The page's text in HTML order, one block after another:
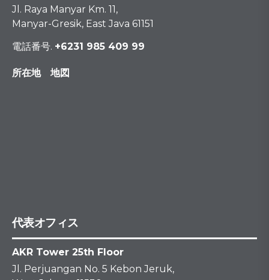
Jl. Raya Manyar Km. 11,
Manyar-Gresik, East Java 61151
電話番号. +6231 985 409 99
所在地 地図
代表オフィス
AKR Tower 25th Floor
Jl. Perjuangan No. 5 Kebon Jeruk,